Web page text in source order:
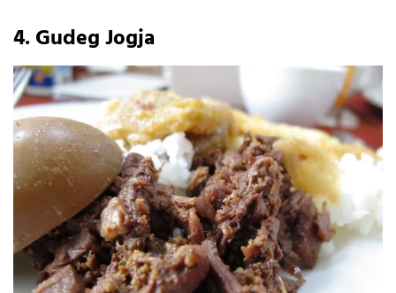
4.Gudeg Jogja